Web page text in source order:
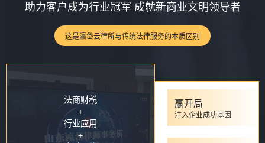
助力客户成为行业冠军 成就新商业文明领导者
这是瀛岱云律所与传统法律服务的本质区别
法商财税
+
行业应用
+
赢开局
注入企业成功基因